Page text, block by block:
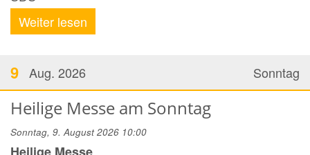
Weiter lesen
Sonntag
9 Aug. 2026
Heilige Messe am Sonntag
Sonntag, 9. August 2026 10:00